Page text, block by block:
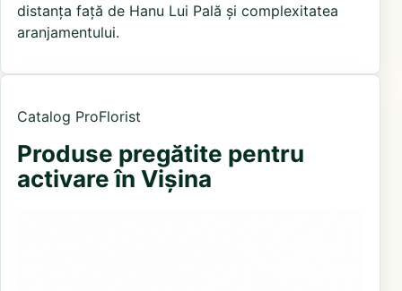
distanța față de Hanu Lui Pală și complexitatea
aranjamentului.
Catalog ProFlorist
Produse pregătite pentru
activare în Vișina